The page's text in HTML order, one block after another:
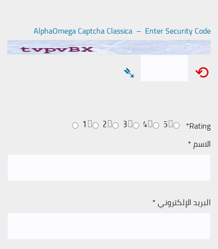
AlphaOmega Captcha Classica – Enter Security Code
⟲
➴
Rating
*
5
4
3
2
1
الاسم*
البريد الإلكتروني*